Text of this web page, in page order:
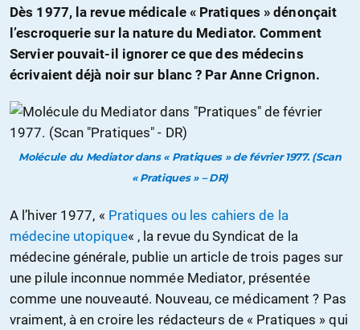
Dès 1977, la revue médicale « Pratiques » dénonçait
l’escroquerie sur la nature du Mediator. Comment
Servier pouvait-il ignorer ce que des médecins
écrivaient déjà noir sur blanc ? Par Anne Crignon.
Molécule du Mediator dans « Pratiques » de février 1977. (Scan
« Pratiques » – DR)
A l’hiver 1977, « Pratiques ou les cahiers de la
médecine utopique« , la revue du Syndicat de la
médecine générale, publie un article de trois pages sur
une pilule inconnue nommée Mediator, présentée
comme une nouveauté. Nouveau, ce médicament ? Pas
vraiment, à en croire les rédacteurs de « Pratiques » qui